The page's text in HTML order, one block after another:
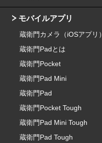
モバイルアプリ
蔵衛門カメラ（iOSアプリ）
蔵衛門Padとは
蔵衛門Pocket
蔵衛門Pad Mini
蔵衛門Pad
蔵衛門Pocket Tough
蔵衛門Pad Mini Tough
蔵衛門Pad Tough